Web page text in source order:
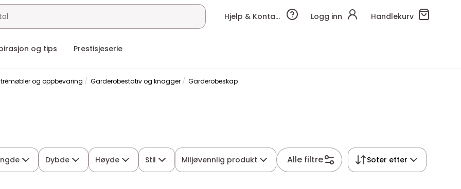
Hjelp & Kontakt Logg inn Handlekurv
og tips Prestisjeserie
og oppbevaring Garderobestativ og knagger Garderobeskap
Dybde Høyde Stil Miljøvennlig produkt Alle filtre Soter etter